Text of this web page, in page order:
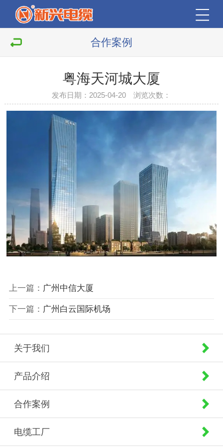
合作案例
粤海天河城大厦
发布日期：2025-04-20 浏览次数：
上一篇： 广州中信大厦
下一篇： 广州白云国际机场
关于我们
产品介绍
合作案例
电缆工厂